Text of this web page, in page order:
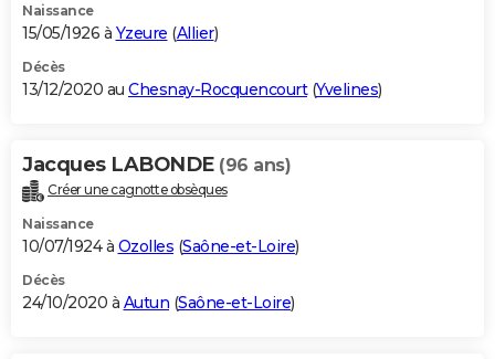
Naissance
15/05/1926 à Yzeure (Allier)
Décès
13/12/2020 au Chesnay-Rocquencourt(Yvelines)
Jacques LABONDE (96 ans)
Créer une cagnotte obsèques
Naissance
10/07/1924 à Ozolles (Saône-et-Loire)
Décès
24/10/2020 à Autun (Saône-et-Loire)